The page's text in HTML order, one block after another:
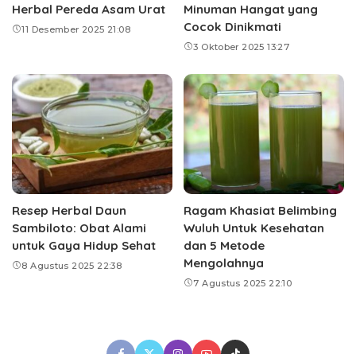
Herbal Pereda Asam Urat
11 Desember 2025 21:08
Minuman Hangat yang
Cocok Dinikmati
3 Oktober 2025 13:27
Resep Herbal Daun
Sambiloto: Obat Alami
untuk Gaya Hidup Sehat
8 Agustus 2025 22:38
Ragam Khasiat Belimbing
Wuluh Untuk Kesehatan
dan 5 Metode
Mengolahnya
7 Agustus 2025 22:10